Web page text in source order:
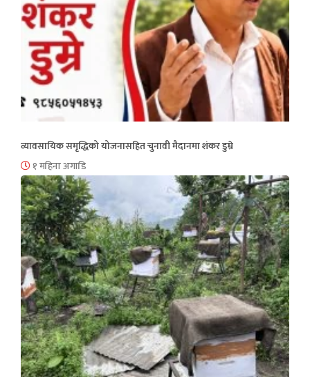
व्यावसायिक समृद्धिको योजनासहित चुनावी मैदानमा शंकर डुम्रे
१ महिना अगाडि